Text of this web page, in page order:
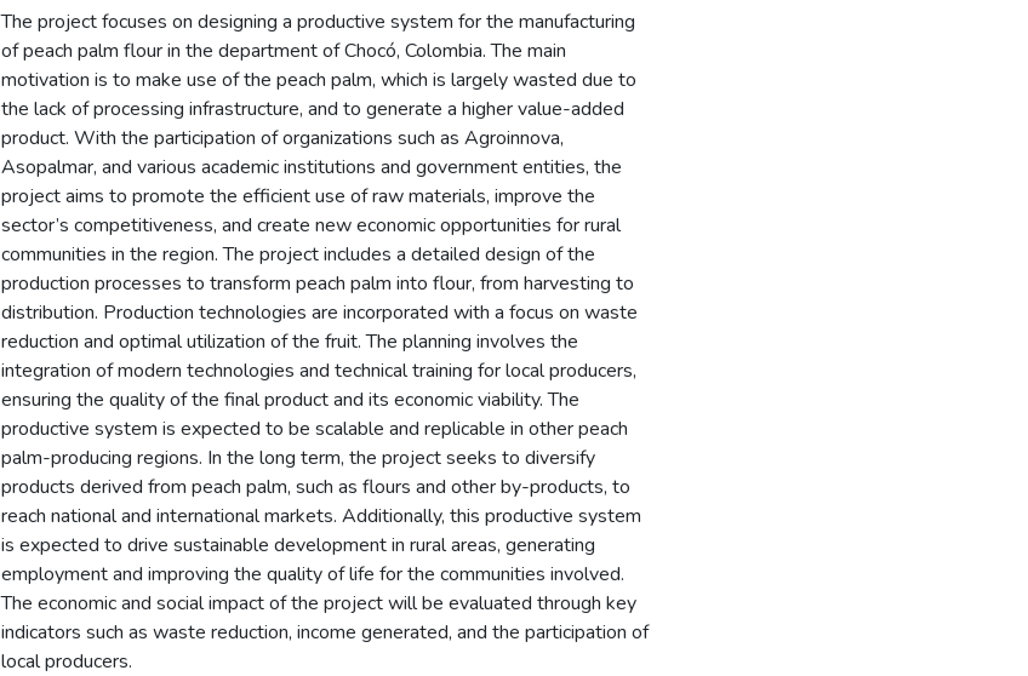
The project focuses on designing a productive system for the manufacturing
of peach palm flour in the department of Chocó, Colombia. The main
motivation is to make use of the peach palm, which is largely wasted due to
the lack of processing infrastructure, and to generate a higher value-added
product. With the participation of organizations such as Agroinnova,
Asopalmar, and various academic institutions and government entities, the
project aims to promote the efficient use of raw materials, improve the
sector’s competitiveness, and create new economic opportunities for rural
communities in the region. The project includes a detailed design of the
production processes to transform peach palm into flour, from harvesting to
distribution. Production technologies are incorporated with a focus on waste
reduction and optimal utilization of the fruit. The planning involves the
integration of modern technologies and technical training for local producers,
ensuring the quality of the final product and its economic viability. The
productive system is expected to be scalable and replicable in other peach
palm-producing regions. In the long term, the project seeks to diversify
products derived from peach palm, such as flours and other by-products, to
reach national and international markets. Additionally, this productive system
is expected to drive sustainable development in rural areas, generating
employment and improving the quality of life for the communities involved.
The economic and social impact of the project will be evaluated through key
indicators such as waste reduction, income generated, and the participation of
local producers.